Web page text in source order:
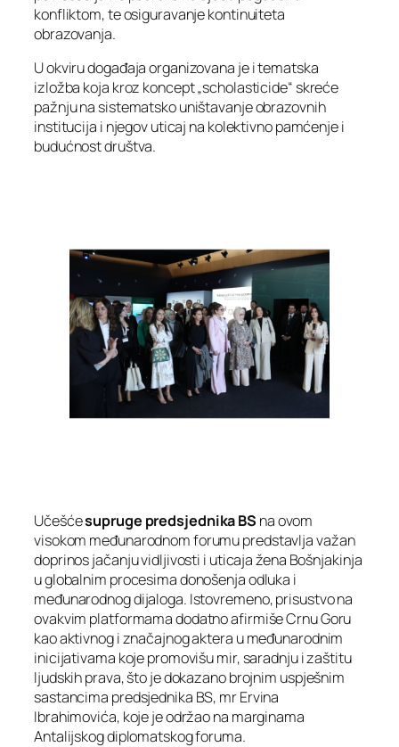
konfliktom, te osiguravanje kontinuiteta
obrazovanja.
U okviru događaja organizovana je i tematska
izložba koja kroz koncept „scholasticide“ skreće
pažnju na sistematsko uništavanje obrazovnih
institucija i njegov uticaj na kolektivno pamćenje i
budućnost društva.
Učešćesupruge predsjednika BS na ovom
visokom međunarodnom forumu predstavlja važan
doprinos jačanju vidljivosti i uticaja žena Bošnjakinja
u globalnim procesima donošenja odluka i
međunarodnog dijaloga. Istovremeno, prisustvo na
ovakvim platformama dodatno afirmiše Crnu Goru
kao aktivnog i značajnog aktera u međunarodnim
inicijativama koje promovišu mir, saradnju i zaštitu
ljudskih prava, što je dokazano brojnim uspješnim
sastancima predsjednika BS, mr Ervina
Ibrahimovića, koje je održao na marginama
Antalijskog diplomatskog foruma.